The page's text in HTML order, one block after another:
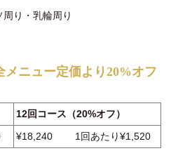
り・乳輪周り
メニュー定価より20%オフ
12回コース（20%オフ）
¥18,240 1回あたり¥1,520